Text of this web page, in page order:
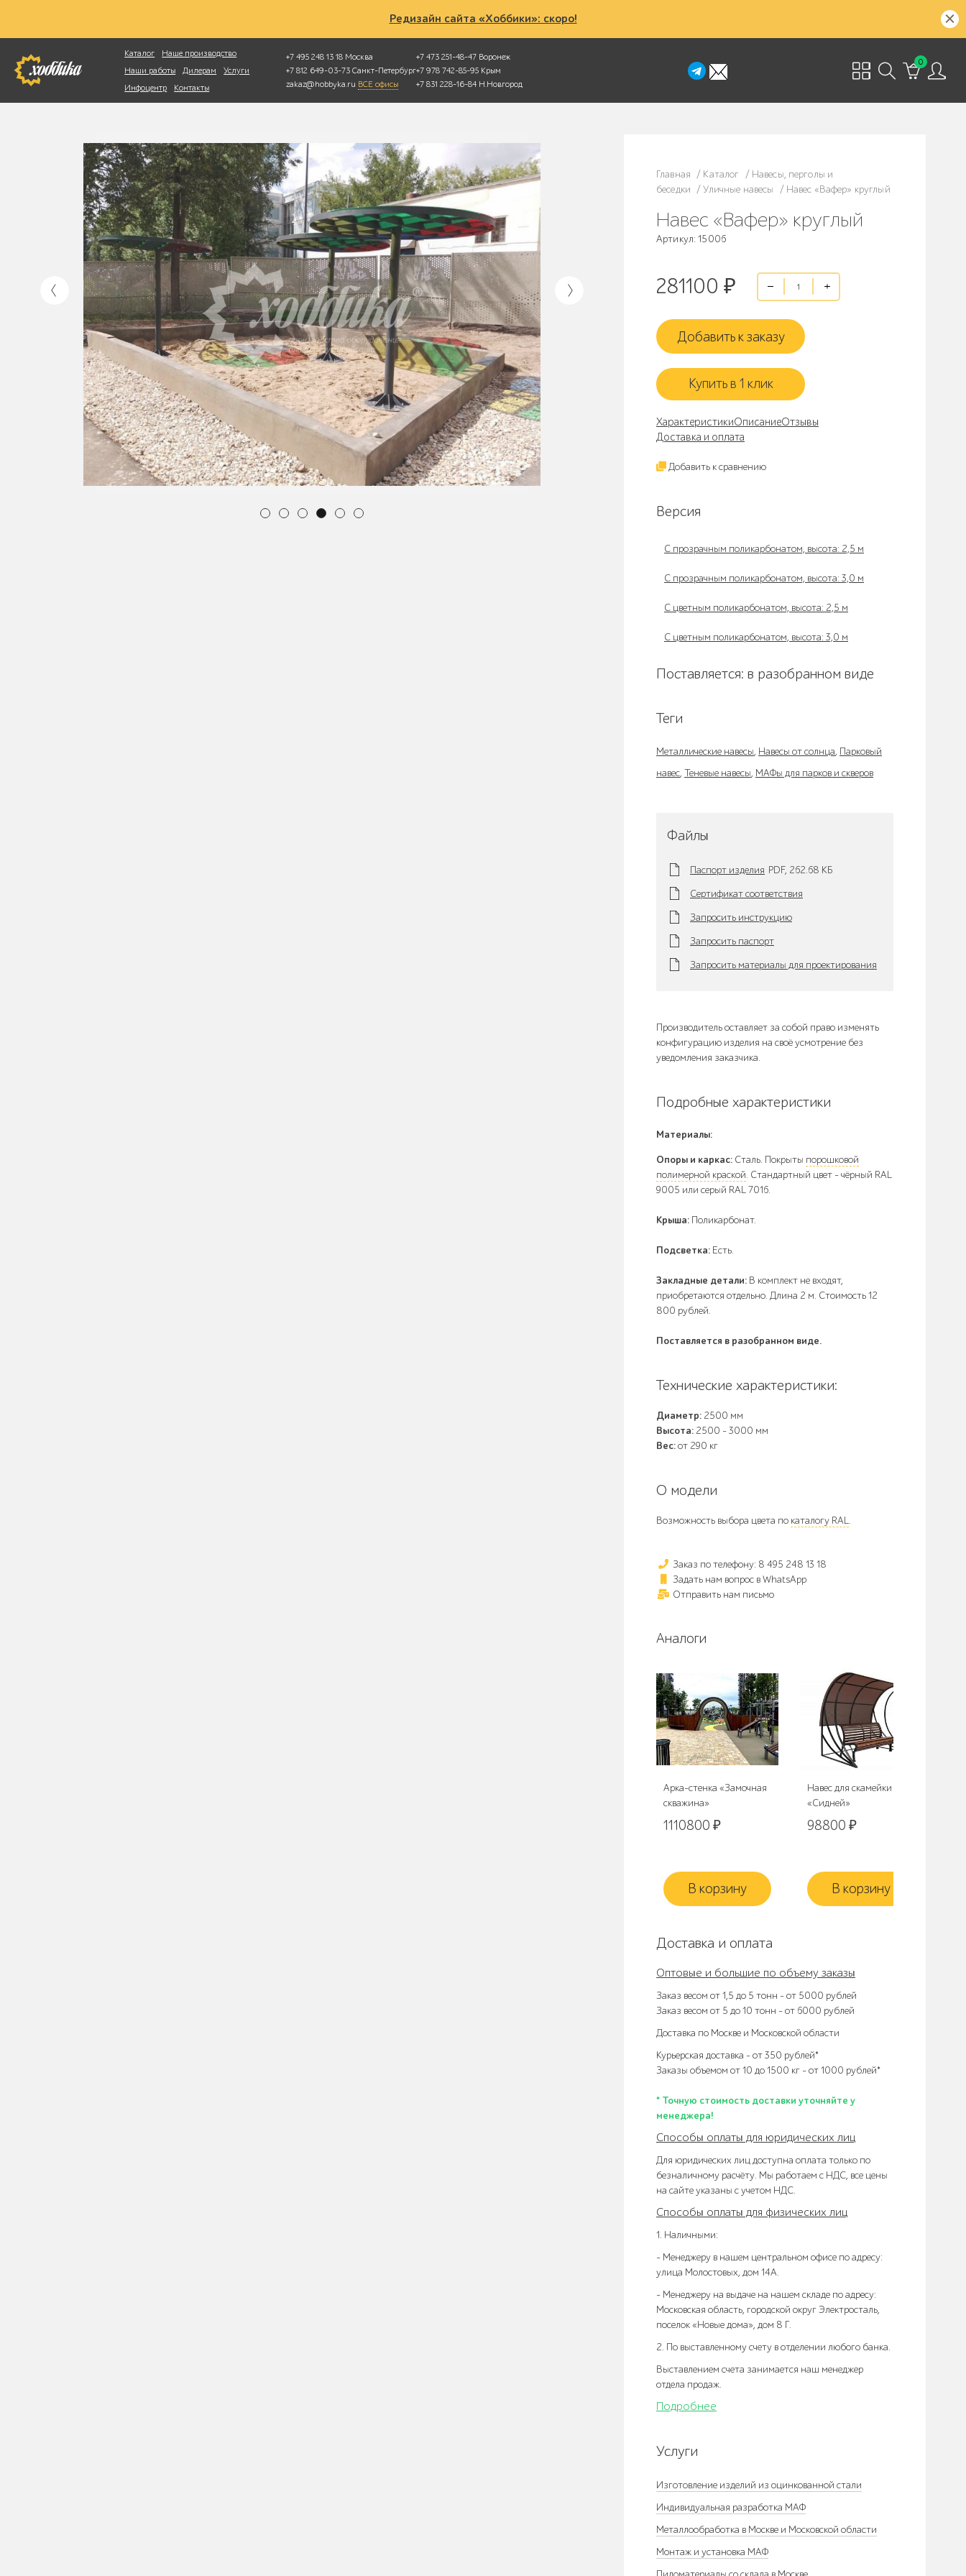
Редизайн сайта «Хоббики»: скоро!
Каталог
Наше производство
Наши работы
Дилерам
Услуги
Инфоцентр
Контакты
+7 495 248 13 18 Москва
+7 812 649-03-73 Санкт-Петербург
zakaz@hobbyka.ru ВСЕ офисы
+7 473 251-48-47 Воронеж
+7 978 742-85-95 Крым
+7 831 228-16-84 Н.Новгород
0
Фотопоиск
Главная / Каталог / Навесы, перголы и
беседки /Уличные навесы / Навес «Вафер» круглый
Навес «Вафер» круглый
Артикул: 15006
281100 ₽
Добавить к заказу
Купить в 1 клик
ХарактеристикиОписаниеОтзывы
Доставка и оплата
Добавить к сравнению
Версия
С прозрачным поликарбонатом, высота: 2,5 м
С прозрачным поликарбонатом, высота: 3,0 м
С цветным поликарбонатом, высота: 2,5 м
С цветным поликарбонатом, высота: 3,0 м
Поставляется: в разобранном виде
Теги
Металлические навесы, Навесы от солнца, Парковый
навес, Теневые навесы, МАФы для парков и скверов
Файлы
Паспорт изделия PDF, 262.68 KБ
Сертификат соответствия
Запросить инструкцию
Запросить паспорт
Запросить материалы для проектирования
Производитель оставляет за собой право изменять
конфигурацию изделия на своё усмотрение без
уведомления заказчика.
Подробные характеристики
Материалы:
Опоры и каркас: Сталь. Покрыты порошковой
полимерной краской. Стандартный цвет – чёрный RAL
9005 или серый RAL 7016.
Крыша: Поликарбонат.
Подсветка: Есть.
Закладные детали: В комплект не входят,
приобретаются отдельно. Длина 2 м. Стоимость 12
800 рублей.
Поставляется в разобранном виде.
Технические характеристики:
Диаметр: 2500 мм
Высота: 2500 - 3000 мм
Вес:от 290 кг
О модели
Возможность выбора цвета по каталогу RAL.
Заказ по телефону: 8 495 248 13 18
Задать нам вопрос в WhatsApp
Отправить нам письмо
Аналоги
Арка-стенка «Замочная
скважина»
1110800 ₽
В корзину
Навес для скамейки
«Сидней»
98800 ₽
В корзину
Доставка и оплата
Оптовые и большие по объему заказы
Заказ весом от 1,5 до 5 тонн – от 5000 рублей
Заказ весом от 5 до 10 тонн – от 6000 рублей
Доставка по Москве и Московской области
Курьерская доставка – от 350 рублей*
Заказы объемом от 10 до 1500 кг – от 1000 рублей*
* Точную стоимость доставки уточняйте у
менеджера!
Способы оплаты для юридических лиц
Для юридических лиц доступна оплата только по
безналичному расчёту. Мы работаем с НДС, все цены
на сайте указаны с учетом НДС.
Способы оплаты для физических лиц
1. Наличными:
- Менеджеру в нашем центральном офисе по адресу:
улица Молостовых, дом 14А.
- Менеджеру на выдаче на нашем складе по адресу:
Московская область, городской округ Электросталь,
поселок «Новые дома», дом 8 Г.
2. По выставленному счету в отделении любого банка.
Выставлением счета занимается наш менеджер
отдела продаж.
Подробнее
Услуги
Изготовление изделий из оцинкованной стали
Индивидуальная разработка МАФ
Металлообработка в Москве и Московской области
Монтаж и установка МАФ